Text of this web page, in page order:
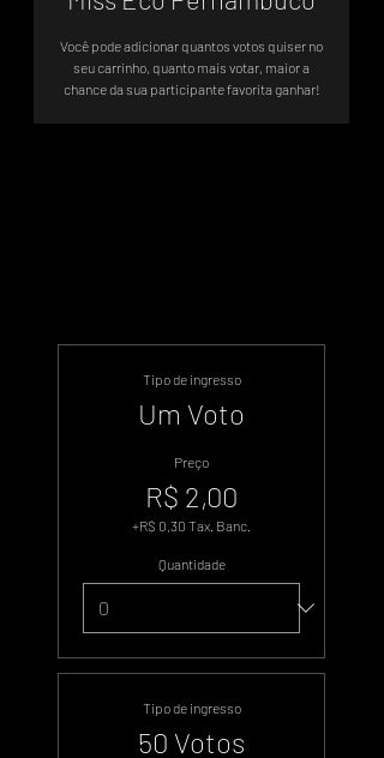
Você pode adicionar quantos votos quiser no
seu carrinho, quanto mais votar, maior a
chance da sua participante favorita ganhar!
Tipo de ingresso
Um Voto
Preço
R$ 2,00
+R$ 0,30 Tax. Banc.
Quantidade
Tipo de ingresso
50 Votos